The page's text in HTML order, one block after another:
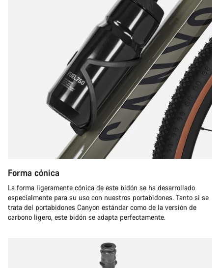
Forma cónica
La forma ligeramente cónica de este bidón se ha desarrollado
especialmente para su uso con nuestros portabidones. Tanto si se
trata del portabidones Canyon estándar como de la versión de
carbono ligero, este bidón se adapta perfectamente.